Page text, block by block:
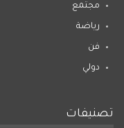
مجتمع
رياضة
فن
دولي
تصنيفات